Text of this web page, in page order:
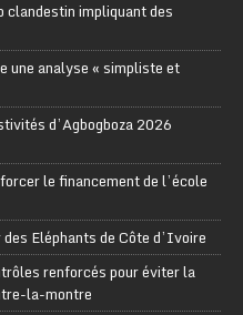
impliquant des
une analyse « simpliste et
d’Agbogboza 2026
le financement de l’école
Eléphants de Côte d’Ivoire
renforcés pour éviter la
la-montre